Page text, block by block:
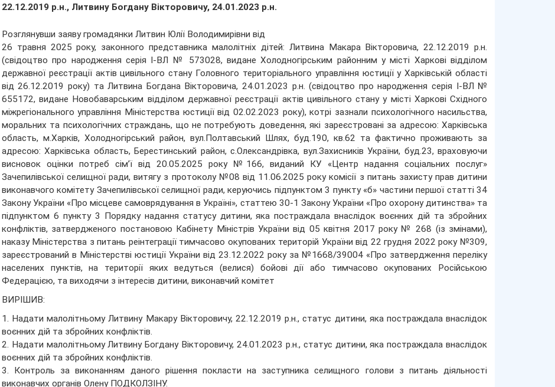
22.12.2019 р.н., Литвину Богдану Вікторовичу, 24.01.2023 р.н.
Розглянувши заяву громадянки Литвин Юлії Володимирівни від
26 травня 2025 року, законного представника малолітніх дітей: Литвина Макара Вікторовича, 22.12.2019 р.н.
(свідоцтво про народження серія І-ВЛ № 573028, видане Холодногірським районним у місті Харкові відділом
державної реєстрації актів цивільного стану Головного територіального управління юстиції у Харківській області
від 26.12.2019 року) та Литвина Богдана Вікторовича, 24.01.2023 р.н. (свідоцтво про народження серія І-ВЛ №
655172, видане Новобаварським відділом державної реєстрації актів цивільного стану у місті Харкові Східного
міжрегіонального управління Міністерства юстиції від 02.02.2023 року), котрі зазнали психологічного насильства,
моральних та психологічних страждань, що не потребують доведення, які зареєстровані за адресою: Харківська
область, м.Харків, Холодногірський район, вул.Полтавський Шлях, буд.190, кв.62 та фактично проживають за
адресою: Харківська область, Берестинський район, с.Олександрівка, вул.Захисників України, буд.23, враховуючи
висновок оцінки потреб сім’ї від 20.05.2025 року №166, виданий КУ «Центр надання соціальних послуг»
Зачепилівської селищної ради, витягу з протоколу №08 від 11.06.2025 року комісії з питань захисту прав дитини
виконавчого комітету Зачепилівської селищної ради, керуючись підпунктом 3 пункту «б» частини першої статті 34
Закону України «Про місцеве самоврядування в Україні», статтею 30-1 Закону України «Про охорону дитинства» та
підпунктом 6 пункту 3 Порядку надання статусу дитини, яка постраждала внаслідок воєнних дій та збройних
конфліктів, затвердженого постановою Кабінету Міністрів України від 05 квітня 2017 року № 268 (із змінами),
наказу Міністерства з питань реінтеграції тимчасово окупованих територій України від 22 грудня 2022 року №309,
зареєстрований в Міністерстві юстиції України від 23.12.2022 року за №1668/39004 «Про затвердження переліку
населених пунктів, на території яких ведуться (велися) бойові дії або тимчасово окупованих Російською
Федерацією, та виходячи з інтересів дитини, виконавчий комітет
ВИРІШИВ:
1. Надати малолітньому Литвину Макару Вікторовичу, 22.12.2019 р.н., статус дитини, яка постраждала внаслідок
воєнних дій та збройних конфліктів.
2. Надати малолітньому Литвину Богдану Вікторовичу, 24.01.2023 р.н., статус дитини, яка постраждала внаслідок
воєнних дій та збройних конфліктів.
3. Контроль за виконанням даного рішення покласти на заступника селищного голови з питань діяльності
виконавчих органів Олену ПОДКОЛЗІНУ.